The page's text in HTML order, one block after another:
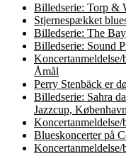
Billedserie: Torp &
Stjernespækket
Billedserie: The
Billedserie: Sound
Åmål
Perry Stenbäck er
Billedserie: Sahra
Jazzcup, København
Blueskoncerter på